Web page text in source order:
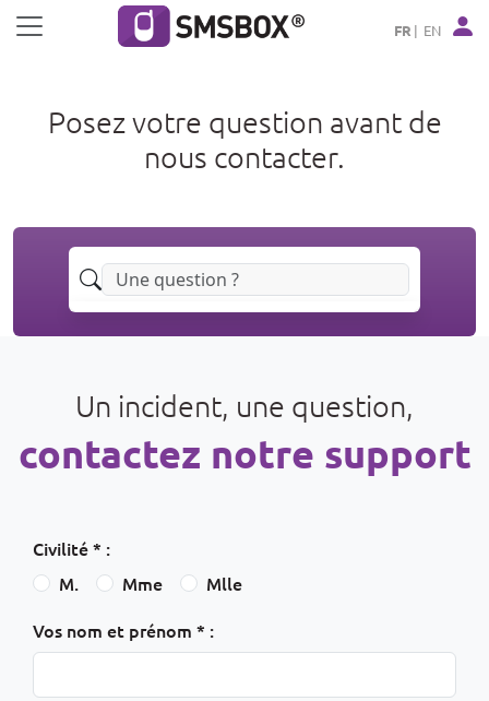
Panneau de gestion des cookies
FR EN
Posez votre question avant de
nous contacter.
Un incident, une question,
contactez notre support
Civilité * :
M.
Mme
Mlle
Vos nom et prénom * :